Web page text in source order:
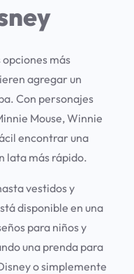
opciones más
agregar un
Con personajes
Mouse, Winnie
encontrar una
lata más rápido.
vestidos y
disponible en una
para niños y
una prenda para
o simplemente